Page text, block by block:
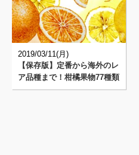
2019/03/11(月)
【保存版】定番から海外のレ
ア品種まで！柑橘果物77種類
総まとめ